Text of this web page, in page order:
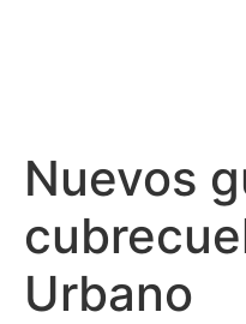
Nuevos
Urbano